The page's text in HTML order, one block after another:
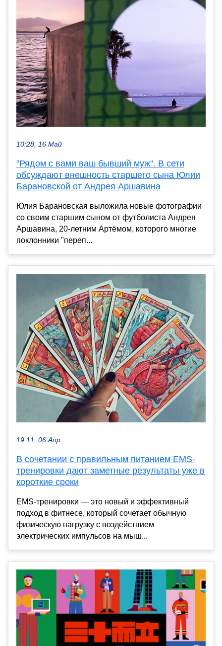
10:28, 16 Май
"Рядом с вами ваш бывший муж". В сети
обсуждают внешность старшего сына Юлии
Барановской от Андрея Аршавина
Юлия Барановская выложила новые фотографии
со своим старшим сыном от футболиста Андрея
Аршавина, 20-летним Артёмом, которого многие
поклонники "переп...
19:11, 06 Апр
В сочетании с правильным питанием EMS-
тренировки дают заметные результаты уже в
короткие сроки
EMS-тренировки — это новый и эффективный
подход в фитнесе, который сочетает обычную
физическую нагрузку с воздействием
электрических импульсов на мыш...